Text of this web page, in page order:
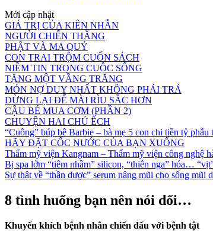
Mới cập nhật
GIÁ TRỊ CỦA KIÊN NHẪN
NGƯỜI CHIẾN THẮNG
PHẬT VÀ MA QUỶ
CON TRAI TRỘM CUỐN SÁCH
NIỀM TIN TRONG CUỘC SỐNG
TẶNG MỘT VẦNG TRĂNG
MÓN NỢ DUY NHẤT KHÔNG PHẢI TRẢ
DỪNG LẠI ĐỂ MÀI RÌU SẮC HƠN
CẬU BÉ MUA CƠM (PHẦN 2)
CHUYỆN HAI CHÚ ẾCH
“Cuồng” búp bê Barbie – bà mẹ 5 con chi tiền tỷ phẫu
HÃY ĐẶT CỐC NƯỚC CỦA BẠN XUỐNG
Thẩm mỹ viện Kangnam – Thẩm mỹ viện công nghệ
Bị spa lởm “tiêm nhầm” silicon, “thiên nga” hóa…
Sự thật về “thần dược” serum nâng mũi cho sống mũi
8 tình huống bạn nên nói dối…
Khuyến khích bệnh nhân chiến đấu với bệnh tật